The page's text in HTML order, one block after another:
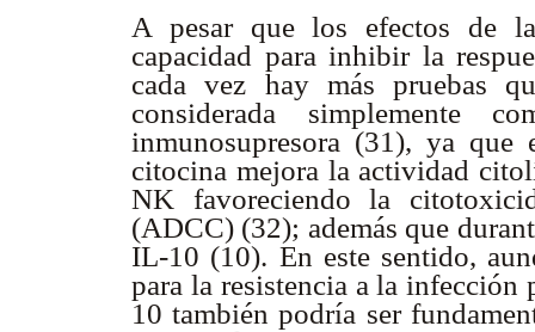
A pesar que los efectos de
capacidad para inhibir la
cada vez hay más pruebas
considerada simplemente
inmunosupresora (31), ya que
citocina mejora la actividad
NK favoreciendo la
(ADCC) (32); además que
IL-10 (10). En este sentido,
para la resistencia a la infección
10 también podría ser